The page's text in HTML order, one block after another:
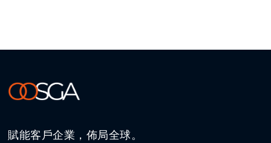
賦能客戶企業，佈局全球。